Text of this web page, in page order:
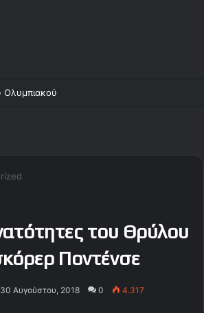
Ολυμπιακού
του Θρύλου
Ποντένσε
30 Αυγούστου, 2018 0 4.317